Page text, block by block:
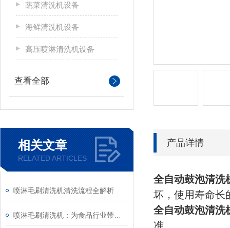
蔬菜清洗机设备
海鲜清洗机设备
高压喷淋清洗机设备
查看全部
相关文章
RELATED ARTICLES
喷淋毛刷清洗机清洗流程全解析
产品详情
全自动鼓泡清洗
坏，使用寿命长
全自动鼓泡清洗
准。